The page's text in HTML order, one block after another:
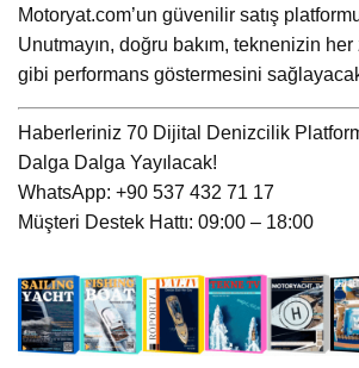
Motoryat.com’un güvenilir satış
Unutmayın, doğru bakım, teknenizin
gibi performans göstermesini
Haberleriniz 70 Dijital Denizcilik
Dalga Dalga Yayılacak!
WhatsApp: +90 537 432 71 17
Müşteri Destek Hattı: 09:00 – 18:00